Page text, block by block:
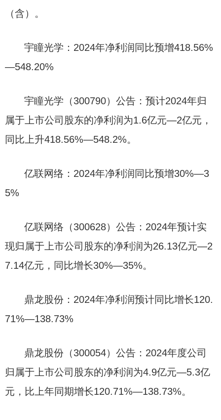
（含）。
宇瞳光学：2024年净利润同比预增418.56%
—548.20%
宇瞳光学（300790）公告：预计2024年归
属于上市公司股东的净利润为1.6亿元—2亿元，
同比上升418.56%—548.2%。
亿联网络：2024年净利润同比预增30%—3
5%
亿联网络（300628）公告：2024年预计实
现归属于上市公司股东的净利润为26.13亿元—2
7.14亿元，同比增长30%—35%。
鼎龙股份：2024年净利润预计同比增长120.
71%—138.73%
鼎龙股份（300054）公告：2024年度公司
归属于上市公司股东的净利润为4.9亿元—5.3亿
元，比上年同期增长120.71%—138.73%。